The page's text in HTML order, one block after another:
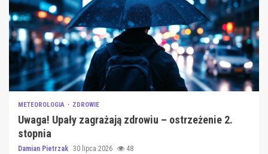
METEOROLOGIA ZDROWIE
Uwaga! Upały zagrażają zdrowiu – ostrzeżenie 2.
stopnia
Damian Pietrzak 30 lipca 2026 48